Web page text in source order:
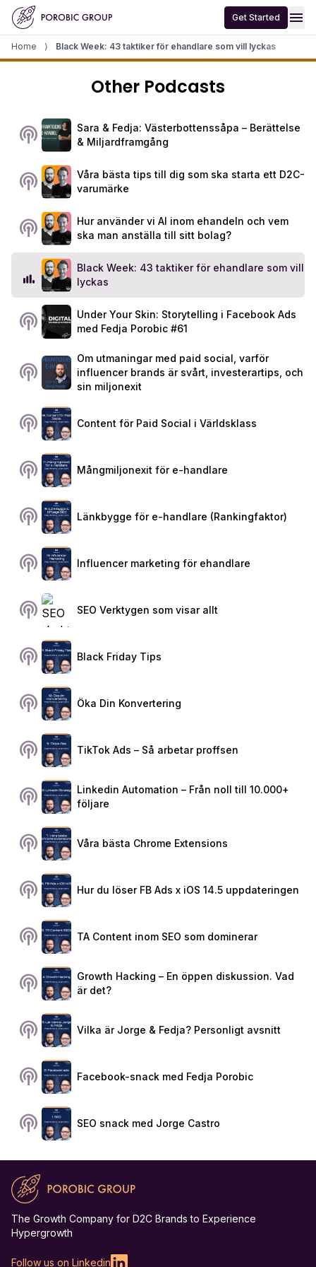
Home Get Started menu
Home ⟩ Black Week: 43 taktiker för ehandlare som vill lyckas
Other Podcasts
podcasts
Sara & Fedja: Västerbottenssåpa – Berättelse
& Miljardframgång
podcasts
Våra bästa tips till dig som ska starta ett D2C-
varumärke
podcasts
Hur använder vi AI inom ehandeln och vem
ska man anställa till sitt bolag?
Black Week: 43 taktiker för ehandlare som vill
lyckas
podcasts
Under Your Skin: Storytelling i Facebook Ads
med Fedja Porobic #61
podcasts
Om utmaningar med paid social, varför
influencer brands är svårt, investerartips, och
sin miljonexit
podcasts Content för Paid Social i Världsklass
podcasts Mångmiljonexit för e-handlare
podcasts Länkbygge för e-handlare (Rankingfaktor)
podcasts Influencer marketing för ehandlare
podcasts SEO Verktygen som visar allt
podcasts Black Friday Tips
podcasts Öka Din Konvertering
podcasts TikTok Ads – Så arbetar proffsen
podcasts
Linkedin Automation – Från noll till 10.000+
följare
podcasts Våra bästa Chrome Extensions
podcasts Hur du löser FB Ads x iOS 14.5 uppdateringen
podcasts TA Content inom SEO som dominerar
podcasts
Growth Hacking – En öppen diskussion. Vad
är det?
podcasts Vilka är Jorge & Fedja? Personligt avsnitt
podcasts Facebook-snack med Fedja Porobic
podcasts SEO snack med Jorge Castro
The Growth Company for D2C Brands to Experience
Hypergrowth
Follow us on Linkedin